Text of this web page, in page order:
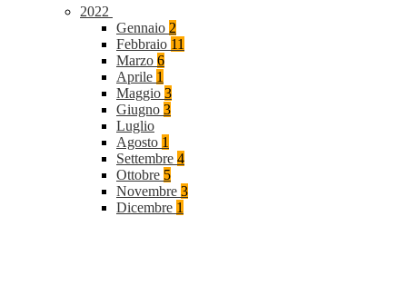
2022
Gennaio 2
Febbraio 11
Marzo 6
Aprile 1
Maggio 3
Giugno 3
Luglio
Agosto 1
Settembre 4
Ottobre 5
Novembre 3
Dicembre 1